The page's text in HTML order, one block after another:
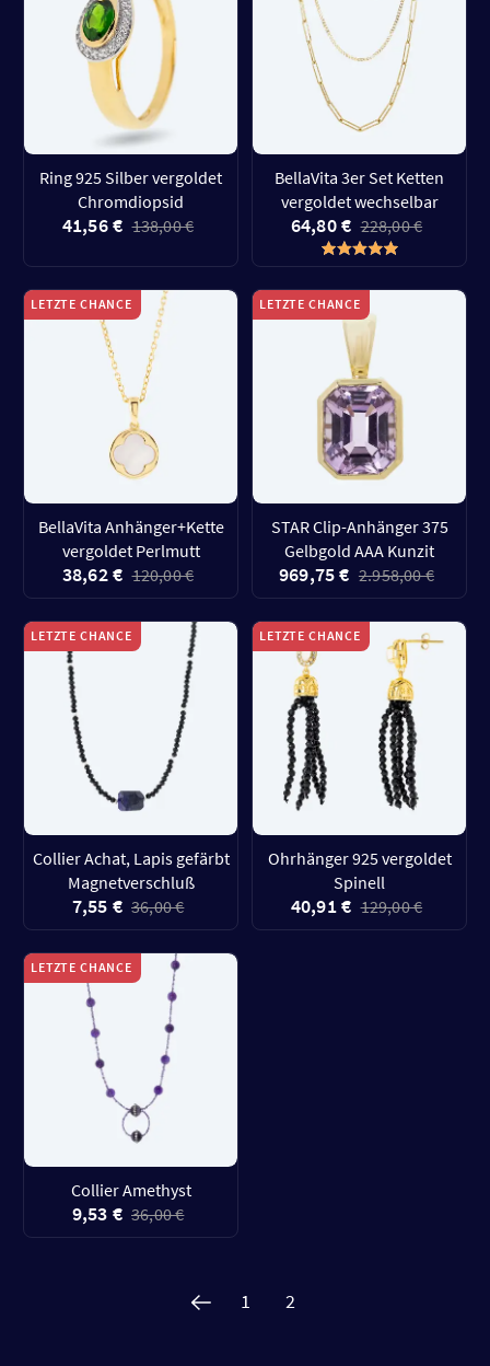
Ring 925 Silber vergoldet
Chromdiopsid
41,56 € 138,00 €
BellaVita 3er Set Ketten
vergoldet wechselbar
64,80 € 228,00 €
LETZTE CHANCE
BellaVita Anhänger+Kette
vergoldet Perlmutt
38,62 € 120,00 €
LETZTE CHANCE
STAR Clip-Anhänger 375
Gelbgold AAA Kunzit
969,75 € 2.958,00 €
LETZTE CHANCE
Collier Achat, Lapis gefärbt
Magnetverschluß
7,55 € 36,00 €
LETZTE CHANCE
Ohrhänger 925 vergoldet
Spinell
40,91 € 129,00 €
LETZTE CHANCE
Collier Amethyst
9,53 € 36,00 €
1 2